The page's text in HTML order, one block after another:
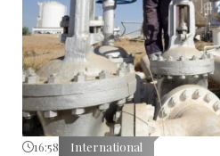
16:58 International